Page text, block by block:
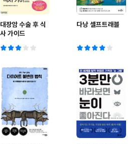
대장암 수술 후 식
사 가이드
다낭 셀프트래블